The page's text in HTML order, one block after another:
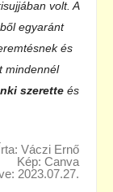
volt. A
egyaránt
és
mindennél
szerette és
Váczi Ernő
Kép: Canva
2023.07.27.